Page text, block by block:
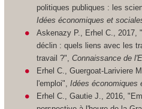
politiques publiques : les
Idées économiques et
Askenazy P., Erhel C., 2017,
déclin : quels liens avec les
travail ?",Connaissance de
Erhel C., Guergoat-Lariviere
l'emploi",Idées économiques
Erhel C., Gautie J., 2016,